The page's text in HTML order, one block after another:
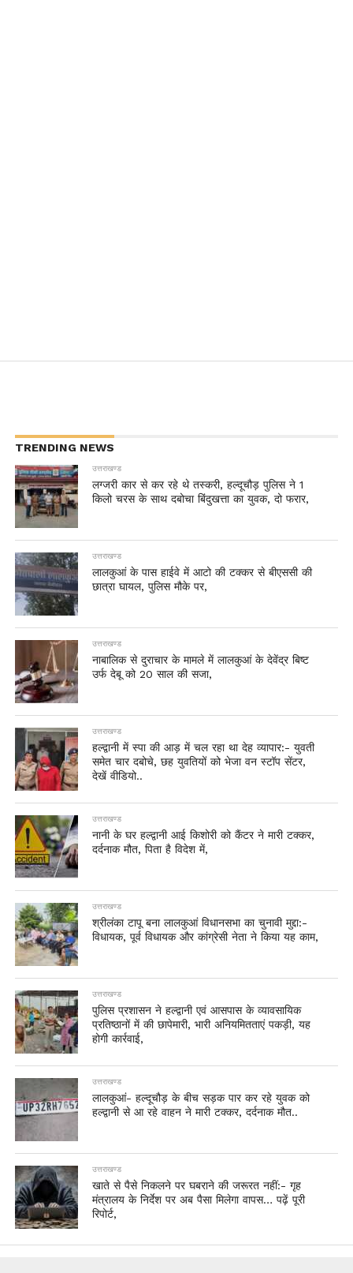
TRENDING NEWS
उत्तराखण्ड
लग्जरी कार से कर रहे थे तस्करी, हल्दूचौड़ पुलिस ने 1
किलो चरस के साथ दबोचा बिंदुखत्ता का युवक, दो फरार,
उत्तराखण्ड
लालकुआं के पास हाईवे में आटो की टक्कर से बीएससी की
छात्रा घायल, पुलिस मौके पर,
उत्तराखण्ड
नाबालिक से दुराचार के मामले में लालकुआं के देवेंद्र बिष्ट
उर्फ देबू को 20 साल की सजा,
उत्तराखण्ड
हल्द्वानी में स्पा की आड़ में चल रहा था देह व्यापार:- युवती
समेत चार दबोचे, छह युवतियों को भेजा वन स्टॉप सेंटर,
देखें वीडियो..
उत्तराखण्ड
नानी के घर हल्द्वानी आई किशोरी को कैंटर ने मारी टक्कर,
दर्दनाक मौत, पिता है विदेश में,
उत्तराखण्ड
श्रीलंका टापू बना लालकुआं विधानसभा का चुनावी मुद्दा:-
विधायक, पूर्व विधायक और कांग्रेसी नेता ने किया यह काम,
उत्तराखण्ड
पुलिस प्रशासन ने हल्द्वानी एवं आसपास के व्यावसायिक
प्रतिष्ठानों में की छापेमारी, भारी अनियमितताएं पकड़ी, यह
होगी कार्रवाई,
उत्तराखण्ड
लालकुआं- हल्दूचौड़ के बीच सड़क पार कर रहे युवक को
हल्द्वानी से आ रहे वाहन ने मारी टक्कर, दर्दनाक मौत..
उत्तराखण्ड
खाते से पैसे निकलने पर घबराने की जरूरत नहीं:- गृह
मंत्रालय के निर्देश पर अब पैसा मिलेगा वापस… पढ़ें पूरी
रिपोर्ट,